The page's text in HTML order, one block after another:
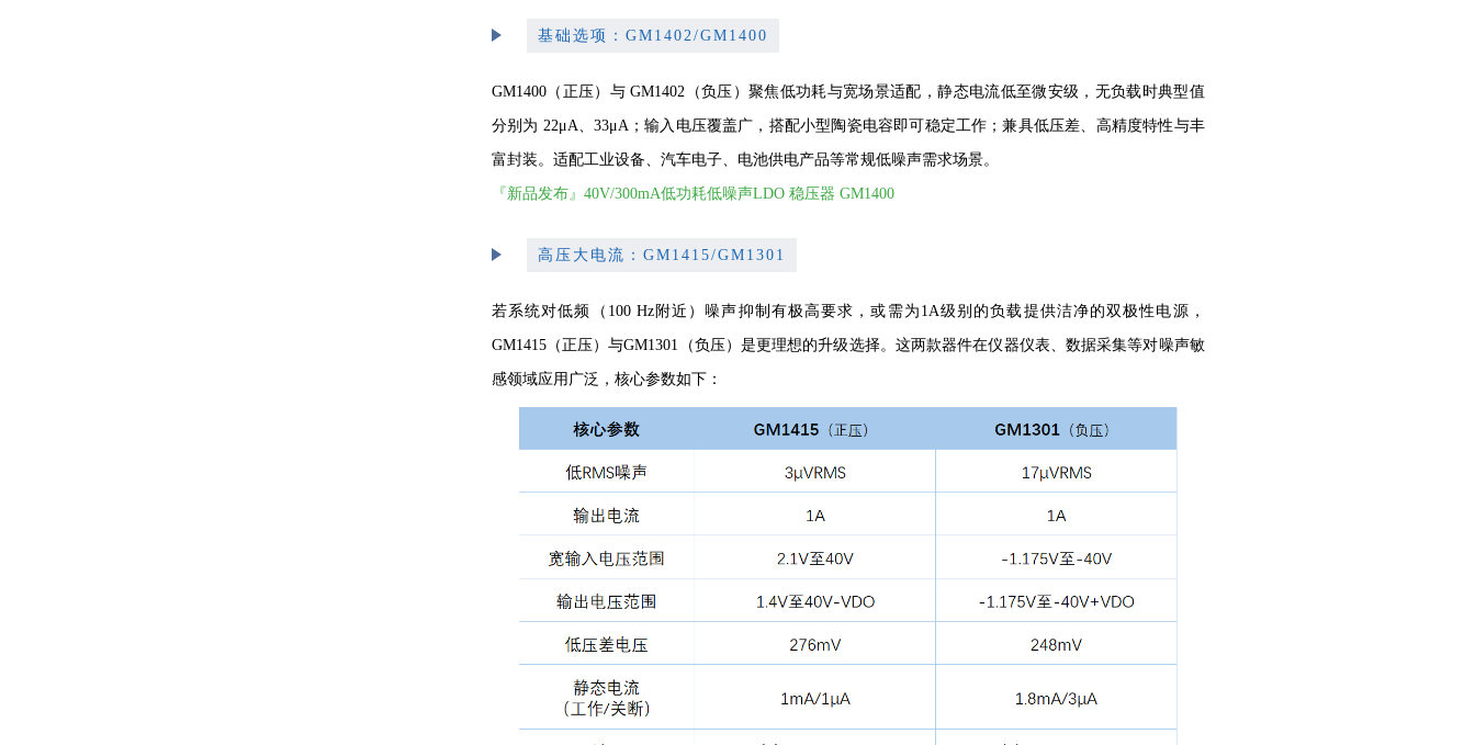
基础选项：GM1402/GM1400
GM1400（正压）与 GM1402（负压）聚焦低功耗与宽场景适配，静态电流低至微安级，无负载时典型值
分别为 22μA、33μA；输入电压覆盖广，搭配小型陶瓷电容即可稳定工作；兼具低压差、高精度特性与丰
富封装。适配工业设备、汽车电子、电池供电产品等常规低噪声需求场景。
『新品发布』40V/300mA低功耗低噪声LDO 稳压器 GM1400
高压大电流：GM1415/GM1301
若系统对低频（100 Hz附近）噪声抑制有极高要求，或需为1A级别的负载提供洁净的双极性电源，
GM1415（正压）与GM1301（负压）是更理想的升级选择。这两款器件在仪器仪表、数据采集等对噪声敏
感领域应用广泛，核心参数如下：